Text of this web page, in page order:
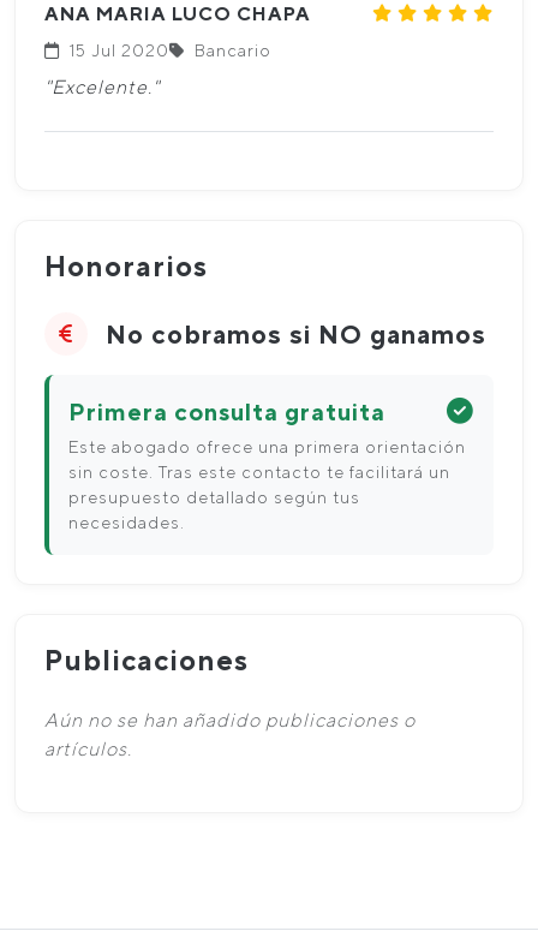
ANA MARIA LUCO CHAPA
15 Jul 2020 Bancario
"Excelente."
Honorarios
No cobramos si NO ganamos
Primera consulta gratuita
Este abogado ofrece una primera orientación
sin coste. Tras este contacto te facilitará un
presupuesto detallado según tus
necesidades.
Publicaciones
Aún no se han añadido publicaciones o
artículos.